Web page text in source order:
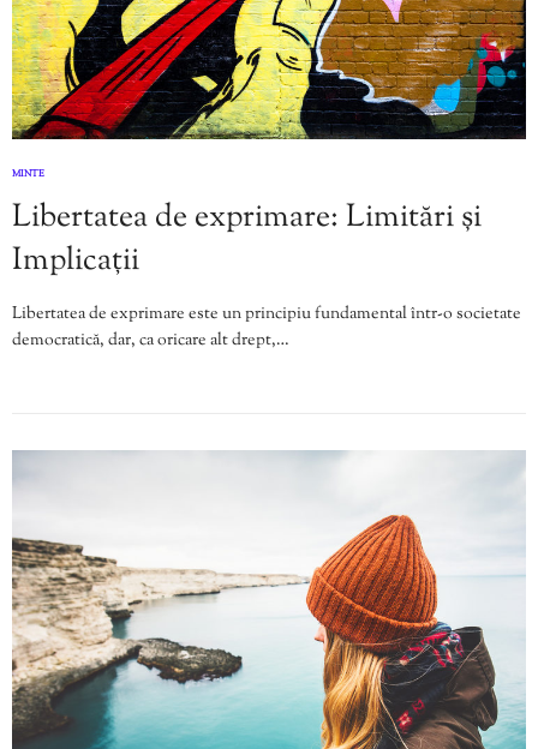
MINTE
Libertatea de exprimare: Limitări și
Implicații
Libertatea de exprimare este un principiu fundamental într-o societate
democratică, dar, ca oricare alt drept,…